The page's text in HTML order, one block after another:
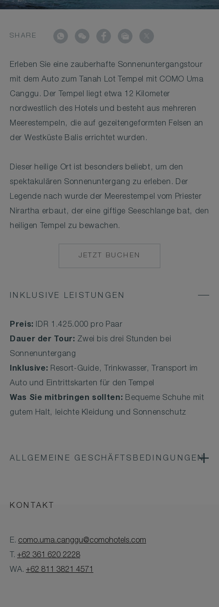
SHARE
Erleben Sie eine zauberhafte Sonnenuntergangstour
mit dem Auto zum Tanah Lot Tempel mit COMO Uma
Canggu. Der Tempel liegt etwa 12 Kilometer
nordwestlich des Hotels und besteht aus mehreren
Meerestempeln, die auf gezeitengeformten Felsen an
der Westküste Balis errichtet wurden.
Dieser heilige Ort ist besonders beliebt, um den
spektakulären Sonnenuntergang zu erleben. Der
Legende nach wurde der Meerestempel vom Priester
Nirartha erbaut, der eine giftige Seeschlange bat, den
heiligen Tempel zu bewachen.
JETZT BUCHEN
INKLUSIVE LEISTUNGEN
Preis: IDR 1.425.000 pro Paar
Dauer der Tour: Zwei bis drei Stunden bei
Sonnenuntergang
Inklusive: Resort-Guide, Trinkwasser, Transport im
Auto und Eintrittskarten für den Tempel
Was Sie mitbringen sollten: Bequeme Schuhe mit
gutem Halt, leichte Kleidung und Sonnenschutz
ALLGEMEINE GESCHÄFTSBEDINGUNGEN
KONTAKT
E. como.uma.canggu@comohotels.com
T. +62 361 620 2228
WA. +62 811 3821 4571